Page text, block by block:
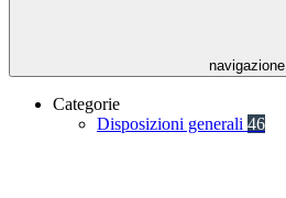
navigazione
Categorie
Disposizioni generali 46